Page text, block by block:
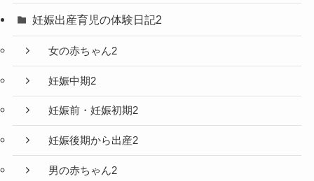
妊娠出産育児の体験日記2
女の赤ちゃん2
妊娠中期2
妊娠前・妊娠初期2
妊娠後期から出産2
男の赤ちゃん2